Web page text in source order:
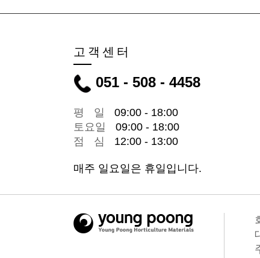
고객센터
051 - 508 - 4458
평일09:00 - 18:00
토요 일09:00 - 18:00
점심 12:00 - 13:00
매주 일요일은 휴일입니다.